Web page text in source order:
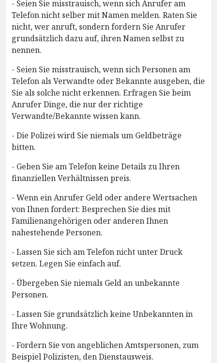
- Seien Sie misstrauisch, wenn sich Anrufer am
Telefon nicht selber mit Namen melden. Raten Sie
nicht, wer anruft, sondern fordern Sie Anrufer
grundsätzlich dazu auf, ihren Namen selbst zu
nennen.
- Seien Sie misstrauisch, wenn sich Personen am
Telefon als Verwandte oder Bekannte ausgeben, die
Sie als solche nicht erkennen. Erfragen Sie beim
Anrufer Dinge, die nur der richtige
Verwandte/Bekannte wissen kann.
- Die Polizei wird Sie niemals um Geldbeträge
bitten.
- Geben Sie am Telefon keine Details zu Ihren
finanziellen Verhältnissen preis.
- Wenn ein Anrufer Geld oder andere Wertsachen
von Ihnen fordert: Besprechen Sie dies mit
Familienangehörigen oder anderen Ihnen
nahestehende Personen.
- Lassen Sie sich am Telefon nicht unter Druck
setzen. Legen Sie einfach auf.
- Übergeben Sie niemals Geld an unbekannte
Personen.
- Lassen Sie grundsätzlich keine Unbekannten in
Ihre Wohnung.
- Fordern Sie von angeblichen Amtspersonen, zum
Beispiel Polizisten, den Dienstausweis.